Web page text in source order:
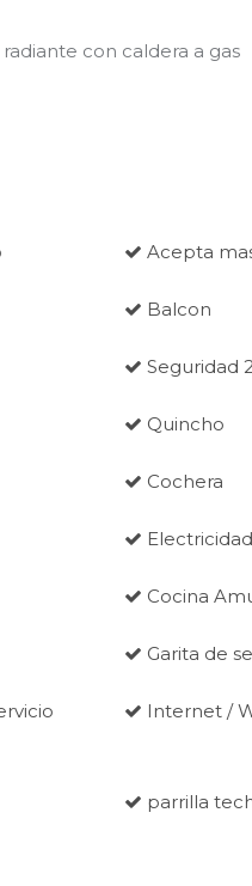
con caldera a gas
Acepta
Balcon
Seguridad
Quincho
Cochera
Electricidad
Cocina
Garita de
Internet /
parrilla